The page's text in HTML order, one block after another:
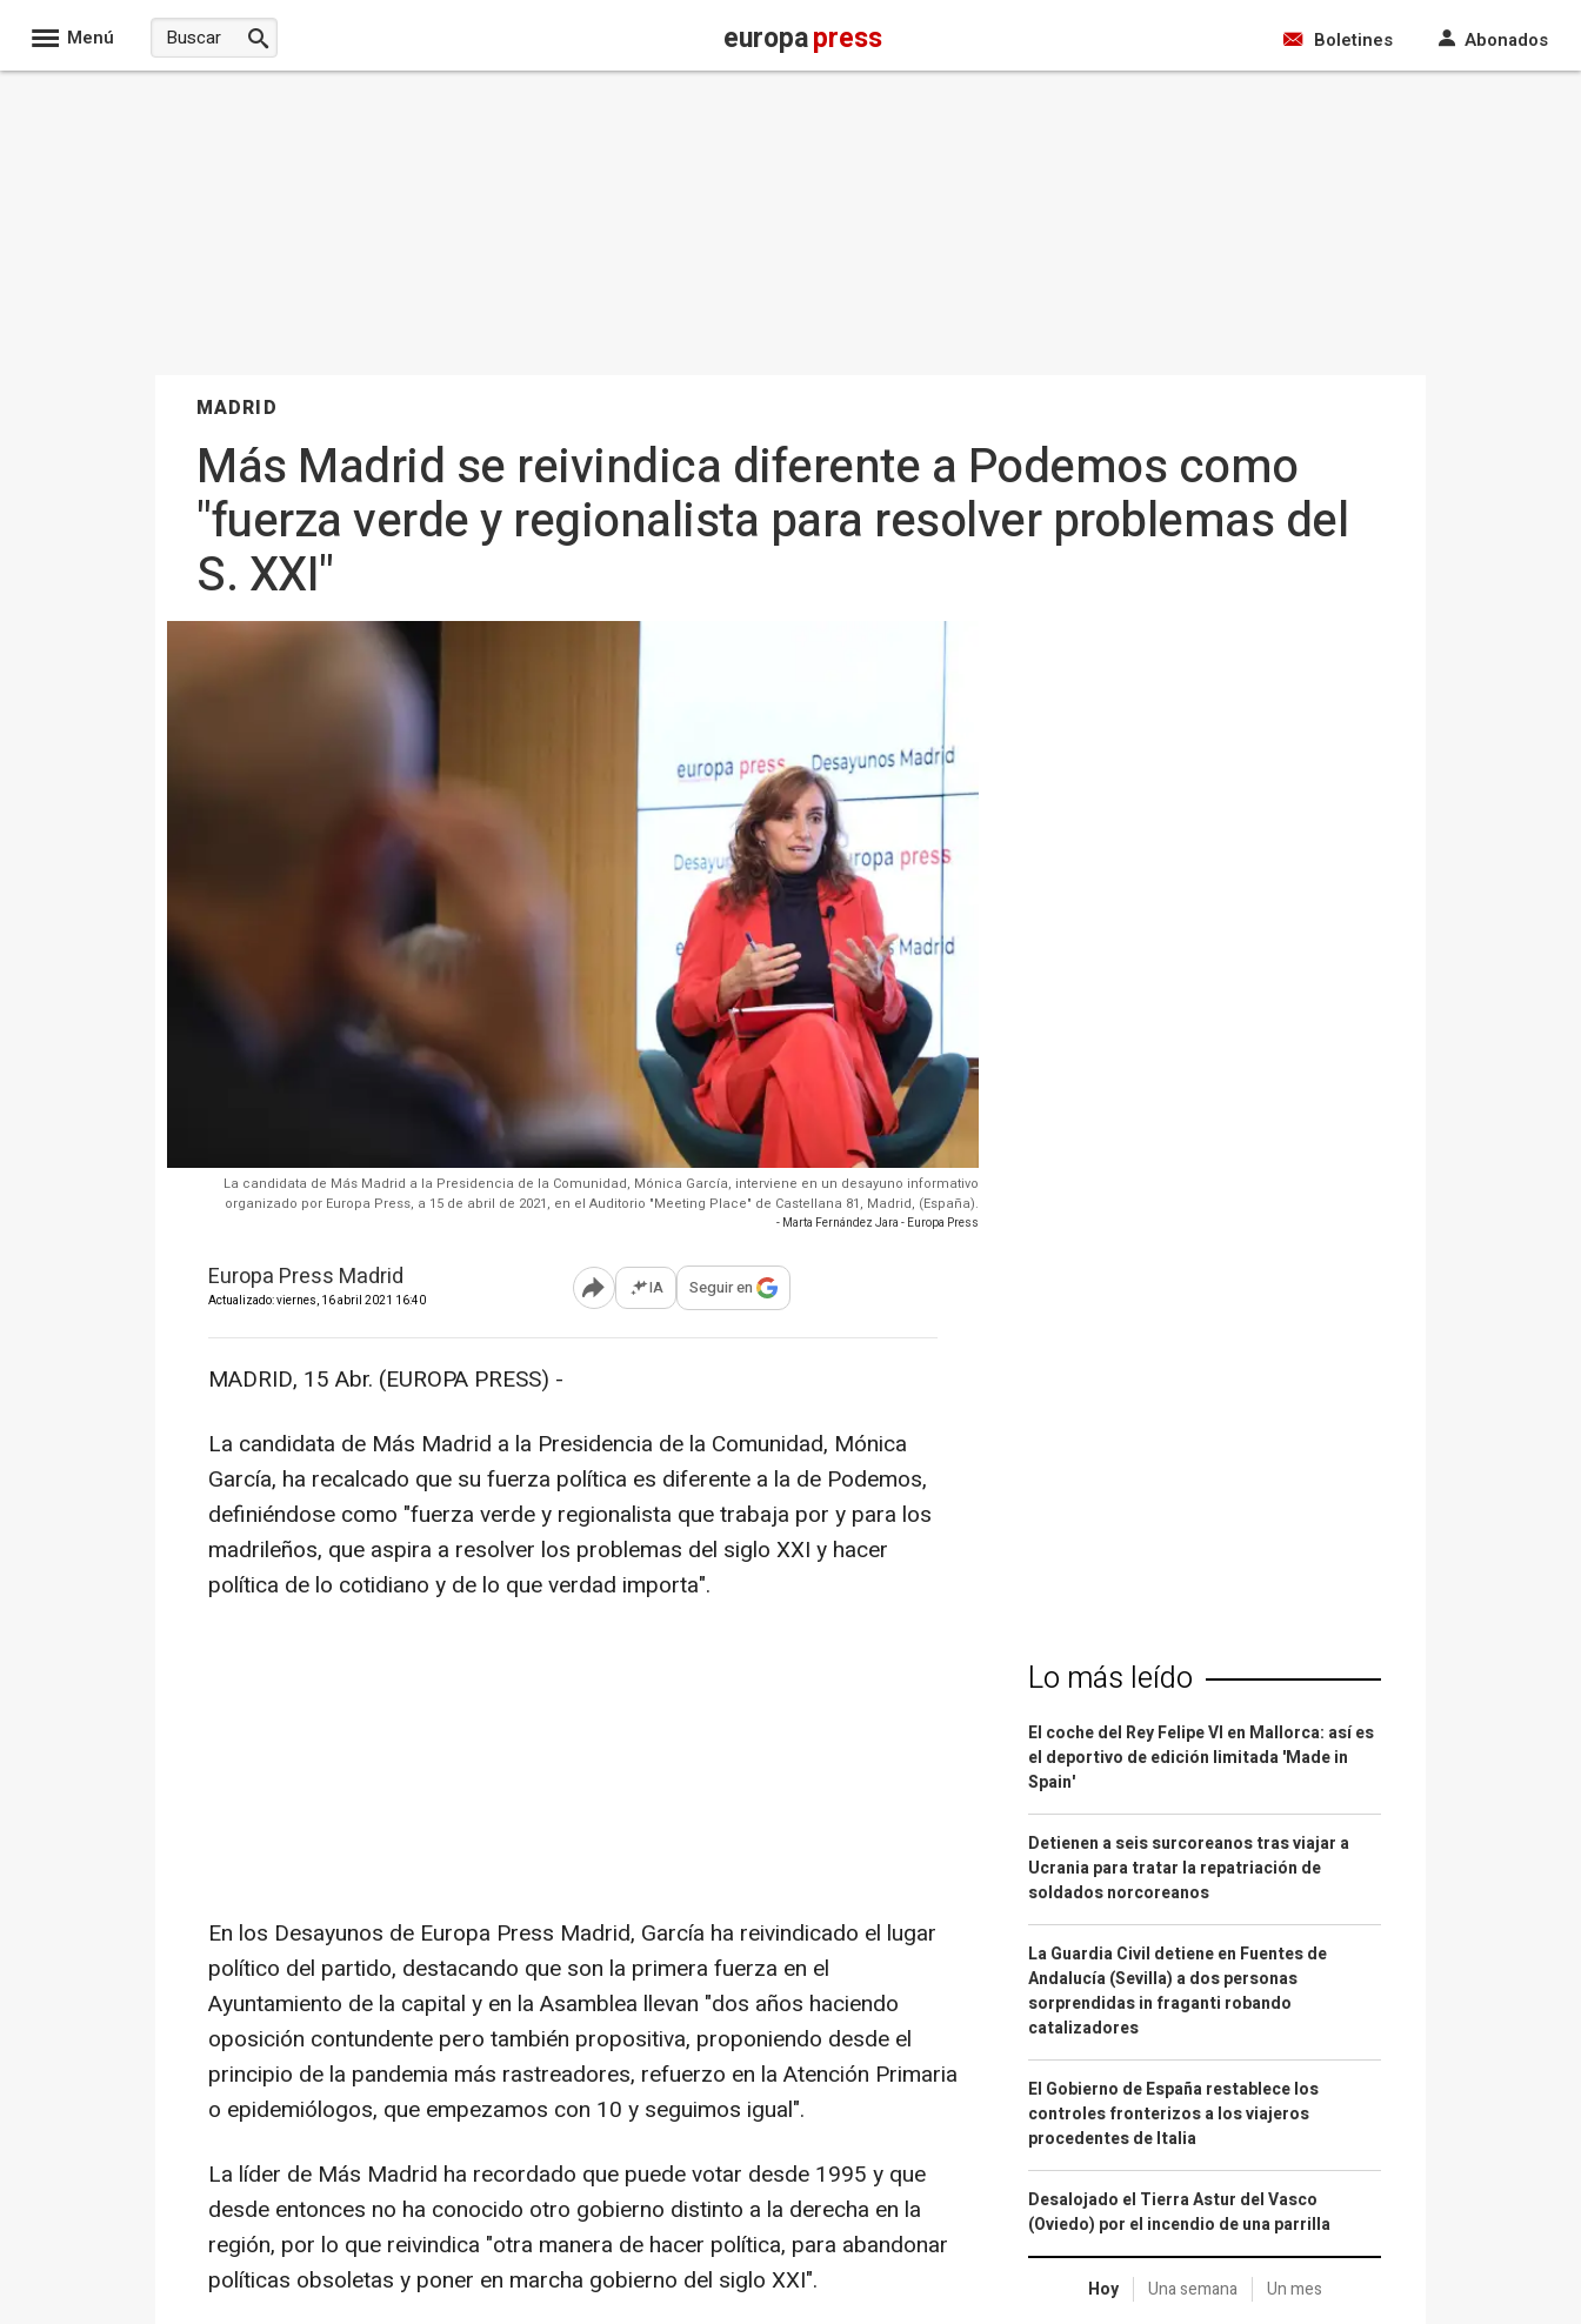
Menú europapress Boletines Abonados
MADRID
Más Madrid se reivindica diferente a Podemos como
"fuerza verde y regionalista para resolver problemas del
S. XXI"
La candidata de Más Madrid a la Presidencia de la Comunidad, Mónica García, interviene en un desayuno informativo
organizado por Europa Press, a 15 de abril de 2021, en el Auditorio "Meeting Place" de Castellana 81, Madrid, (España).
- Marta Fernández Jara - Europa Press
Europa Press Madrid
Actualizado: viernes, 16 abril 2021 16:40 Abrir opciones para compartir
IA Seguir en
MADRID, 15 Abr. (EUROPA PRESS) -
La candidata de Más Madrid a la Presidencia de la Comunidad, Mónica
García, ha recalcado que su fuerza política es diferente a la de Podemos,
definiéndose como "fuerza verde y regionalista que trabaja por y para los
madrileños, que aspira a resolver los problemas del siglo XXI y hacer
política de lo cotidiano y de lo que verdad importa".
En los Desayunos de Europa Press Madrid, García ha reivindicado el lugar
político del partido, destacando que son la primera fuerza en el
Ayuntamiento de la capital y en la Asamblea llevan "dos años haciendo
oposición contundente pero también propositiva, proponiendo desde el
principio de la pandemia más rastreadores, refuerzo en la Atención Primaria
o epidemiólogos, que empezamos con 10 y seguimos igual".
La líder de Más Madrid ha recordado que puede votar desde 1995 y que
desde entonces no ha conocido otro gobierno distinto a la derecha en la
región, por lo que reivindica "otra manera de hacer política, para abandonar
políticas obsoletas y poner en marcha gobierno del siglo XXI".
Lo más leído
El coche del Rey Felipe VI en Mallorca: así es
el deportivo de edición limitada 'Made in
Spain'
Detienen a seis surcoreanos tras viajar a
Ucrania para tratar la repatriación de
soldados norcoreanos
La Guardia Civil detiene en Fuentes de
Andalucía (Sevilla) a dos personas
sorprendidas in fraganti robando
catalizadores
El Gobierno de España restablece los
controles fronterizos a los viajeros
procedentes de Italia
Desalojado el Tierra Astur del Vasco
(Oviedo) por el incendio de una parrilla
Hoy Una semana Un mes